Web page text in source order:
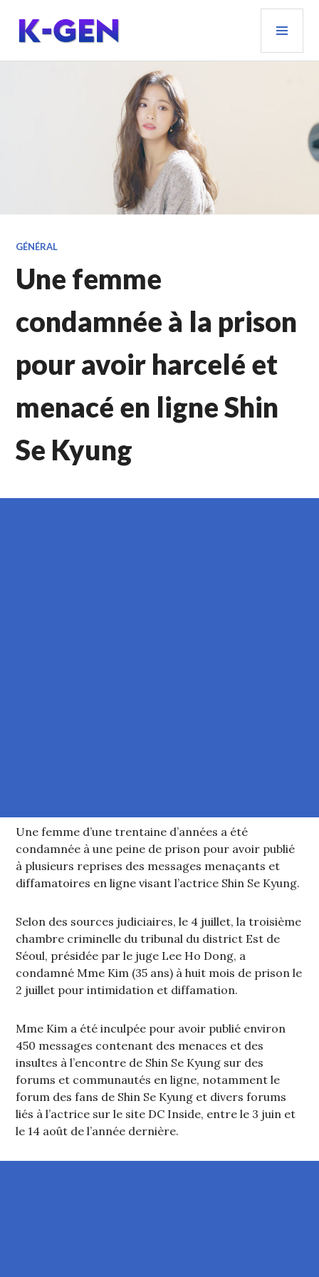
contenu
principal
K-GEN
GÉNÉRAL
Une femme
condamnée à la prison
pour avoir harcelé et
menacé en ligne Shin
Se Kyung
Une femme d’une trentaine d’années a été
condamnée à une peine de prison pour avoir publié
à plusieurs reprises des messages menaçants et
diffamatoires en ligne visant l’actrice Shin Se Kyung.
Selon des sources judiciaires, le 4 juillet, la troisième
chambre criminelle du tribunal du district Est de
Séoul, présidée par le juge Lee Ho Dong, a
condamné Mme Kim (35 ans) à huit mois de prison le
2 juillet pour intimidation et diffamation.
Mme Kim a été inculpée pour avoir publié environ
450 messages contenant des menaces et des
insultes à l’encontre de Shin Se Kyung sur des
forums et communautés en ligne, notamment le
forum des fans de Shin Se Kyung et divers forums
liés à l’actrice sur le site DC Inside, entre le 3 juin et
le 14 août de l’année dernière.